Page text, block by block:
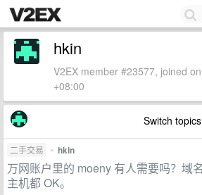
hkin
V2EX member #23577, joined
+08:00
Switch
二手交易 • hkin
万网账户里的 moeny 有人需要吗？域
主机都 OK。